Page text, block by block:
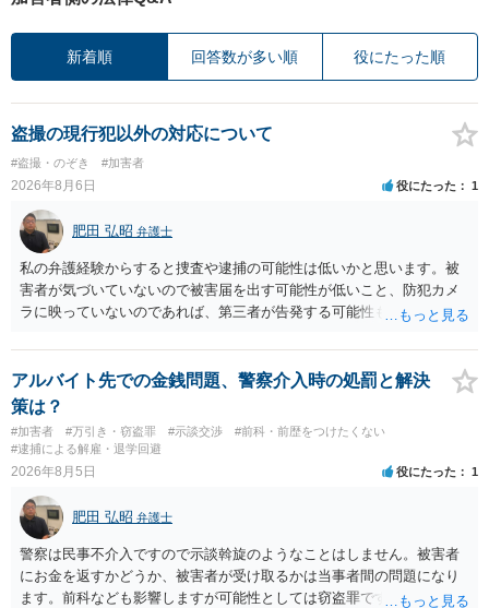
新着順 回答数が多い順 役にたった順
盗撮の現行犯以外の対応について
#盗撮・のぞき #加害者
2026年8月6日 役にたった 1
肥田 弘昭 弁護士
私の弁護経験からすると捜査や逮捕の可能性は低いかと思います。被
害者が気づいていないので被害届を出す可能性が低いこと、防犯カメ
ラに映っていないのであれば、第三者が告発する可能性も低いこと、
座る女性を盗撮(全体像写真1枚と5秒程度の動画)してしまいました。下
着や胸など強調したものではありません。」とありますが、少なくと
も捜査段階では性的姿態等撮影罪の被疑事実で逮捕勾留されるケース
が私の弁護経験では多くなった印象です（最終的には不起訴ないし各
都道府県の迷惑防止条例違反になることもあります）。2度としないこ
とをお勧めいたします。ご参考にしてください。
アルバイト先での金銭問題、警察介入時の処罰と解決
策は？
#加害者 #万引き・窃盗罪 #示談交渉
#前科・前歴をつけたくない
#逮捕による解雇・退学回避
2026年8月5日 役にたった 1
肥田 弘昭 弁護士
警察は民事不介入ですので示談斡旋のようなことはしません。被害者
にお金を返すかどうか、被害者が受け取るかは当事者間の問題になり
ます。前科なども影響しますが可能性としては窃盗罪ですので、逮捕